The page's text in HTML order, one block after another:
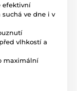
efektivní
ve dne i v
vlhkostí a
maximální